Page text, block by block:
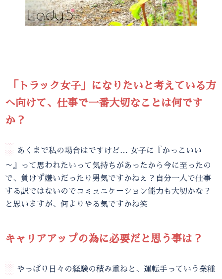
「トラック女子」になりたいと考えている方
へ向けて、仕事で一番大切なことは何です
か？
░ あくまで私の場合はですけど… 女子に『かっこいい
～』って思われたいって気持ちがあったから今に至ったの
で、負けず嫌いだったり男気ですかねぇ？自分一人で仕事
する訳ではないのでコミュニケーション能力も大切かな？
と思いますが、何よりやる気ですかね笑
キャリアアップの為に必要だと思う事は？
░ やっぱり日々の経験の積み重ねと、運転手っていう業種